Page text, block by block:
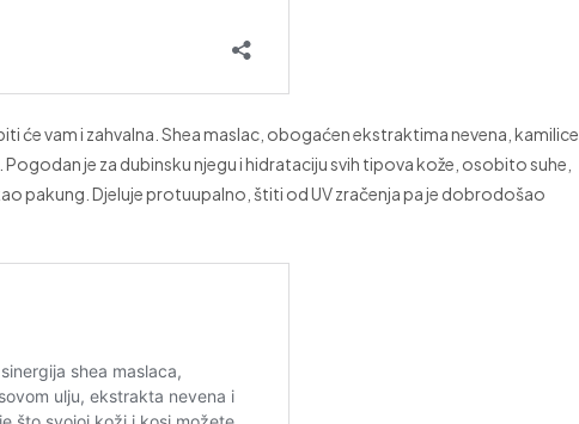
će vam i zahvalna. Shea maslac, obogaćen ekstraktima nevena, kamilice
je za dubinsku njegu i hidrataciju svih tipova kože, osobito suhe,
pakung. Djeluje protuupalno, štiti od UV zračenja pa je dobrodošao